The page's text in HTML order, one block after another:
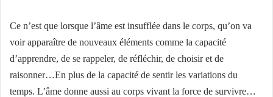
Ce n’est que lorsque l’âme est insufflée dans le corps, qu’on va
voir apparaître de nouveaux éléments comme la capacité
d’apprendre, de se rappeler, de réfléchir, de choisir et de
raisonner…En plus de la capacité de sentir les variations du
temps. L’âme donne aussi au corps vivant la force de survivre…